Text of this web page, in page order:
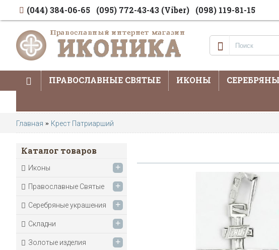
(044) 384-06-65 (095) 772-43-43 (Viber) (098) 119-81-15
ПРАВОСЛАВНЫЕ СВЯТЫЕ ИКОНЫ
Главная Крест Патриарший
Каталог товаров
Иконы +
Православные Святые +
Серебряные украшения +
Складни +
Золотые изделия +